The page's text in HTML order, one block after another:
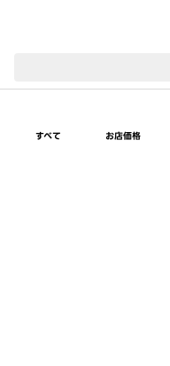
すべて お店価格